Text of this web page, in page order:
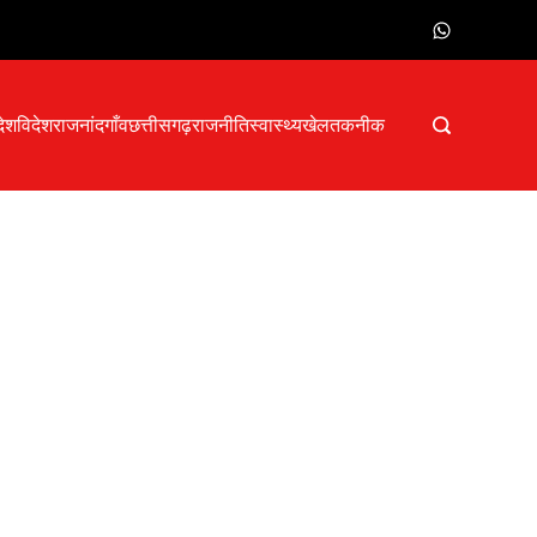
विदेशराजनांदगाँवछत्तीसगढ़राजनीतिस्वास्थ्यखेलतकनीक